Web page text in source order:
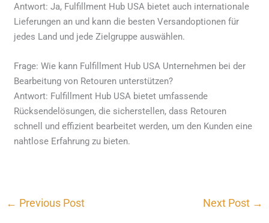
Antwort: Ja, Fulfillment Hub USA bietet auch internationale
Lieferungen an und kann die besten Versandoptionen für
jedes Land und jede Zielgruppe auswählen.
Frage: Wie kann Fulfillment Hub USA Unternehmen bei der
Bearbeitung von Retouren unterstützen?
Antwort: Fulfillment Hub USA bietet umfassende
Rücksendelösungen, die sicherstellen, dass Retouren
schnell und effizient bearbeitet werden, um den Kunden eine
nahtlose Erfahrung zu bieten.
← Previous Post Next Post →